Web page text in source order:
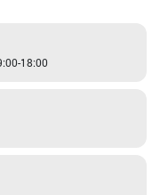
18:00